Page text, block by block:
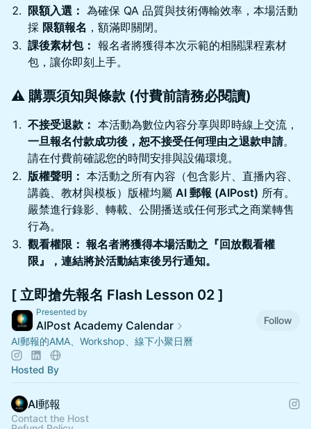
限額入選： 為確保 QA 品質與技術傳輸效率，本場活動
採 限額報名 ，額滿即關閉。
課後素材包： 報名者將獲得本次示範的相關課程素材
包，讓你即刻上手。
⚠️ 購票須知與條款 (付費前請務必閱讀)
不接受退款： 本活動為數位內容分享與即時線上交流，
一旦報名付款成功後，恕不接受任何理由之退款申請。
請在付費前確認您的時間安排與設備環境。
版權聲明： 本活動之所有內容（包含影片、直播內容、
講義、教材與模板）版權均屬 AI 郵報 (AIPost) 所有。
嚴禁進行錄影、轉載、公開播送或任何形式之商業轉售
行為。
觀看權限： 報名者將獲得本場活動之『回放觀看權
限』，連結將於活動結束後另行通知。
[ 立即搶先報名 Flash Lesson 02 ]
Presented by
AIPost Academy Calendar
Follow
AI郵報的AMA、Workshop、線下小聚日曆
Hosted By
AI郵報
Contact the Host